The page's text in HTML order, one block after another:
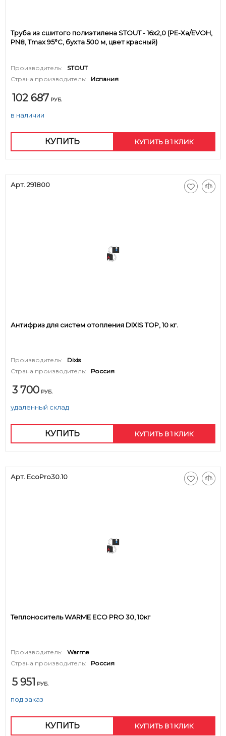
Труба из сшитого полиэтилена STOUT - 16x2,0 (PE-Xa/EVOH,
PN8, Tmax 95°C, бухта 500 м, цвет красный)
Производитель:
STOUT
Страна производитель:
Испания
102 687 РУБ.
в наличии
КУПИТЬ КУПИТЬ В 1 КЛИК
Арт. 291800
Антифриз для систем отопления DIXIS TOP, 10 кг.
Производитель:
Dixis
Страна производитель:
Россия
3 700 РУБ.
удаленный склад
КУПИТЬ КУПИТЬ В 1 КЛИК
Арт. EcoPro30.10
Теплоноситель WARME ECO PRO 30, 10кг
Производитель:
Warme
Страна производитель:
Россия
5 951 РУБ.
под заказ
КУПИТЬ КУПИТЬ В 1 КЛИК